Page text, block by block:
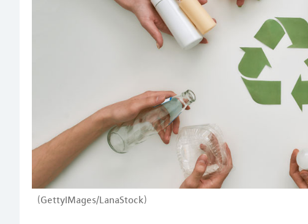
(GettyIMages/LanaStock)